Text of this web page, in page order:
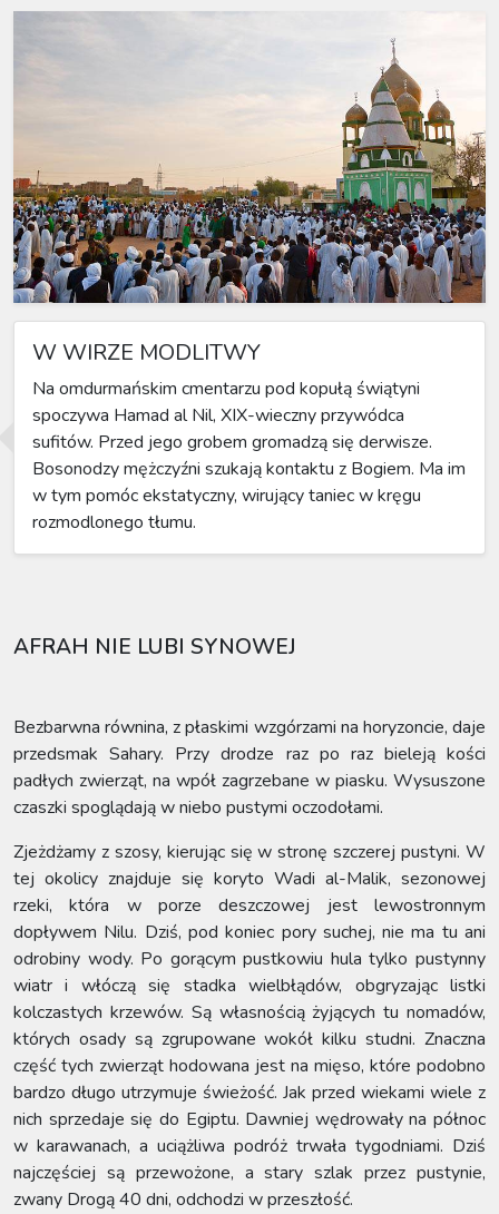
W WIRZE MODLITWY
Na omdurmańskim cmentarzu pod kopułą świątyni
spoczywa Hamad al Nil, XIX-wieczny przywódca
sufitów. Przed jego grobem gromadzą się derwisze.
Bosonodzy mężczyźni szukają kontaktu z Bogiem. Ma im
w tym pomóc ekstatyczny, wirujący taniec w kręgu
rozmodlonego tłumu.
AFRAH NIE LUBI SYNOWEJ
Bezbarwna równina, z płaskimi wzgórzami na horyzoncie, daje
przedsmak Sahary. Przy drodze raz po raz bieleją kości
padłych zwierząt, na wpół zagrzebane w piasku. Wysuszone
czaszki spoglądają w niebo pustymi oczodołami.
Zjeżdżamy z szosy, kierując się w stronę szczerej pustyni. W
tej okolicy znajduje się koryto Wadi al-Malik, sezonowej
rzeki, która w porze deszczowej jest lewostronnym
dopływem Nilu. Dziś, pod koniec pory suchej, nie ma tu ani
odrobiny wody. Po gorącym pustkowiu hula tylko pustynny
wiatr i włóczą się stadka wielbłądów, obgryzając listki
kolczastych krzewów. Są własnością żyjących tu nomadów,
których osady są zgrupowane wokół kilku studni. Znaczna
część tych zwierząt hodowana jest na mięso, które podobno
bardzo długo utrzymuje świeżość. Jak przed wiekami wiele z
nich sprzedaje się do Egiptu. Dawniej wędrowały na północ
w karawanach, a uciążliwa podróż trwała tygodniami. Dziś
najczęściej są przewożone, a stary szlak przez pustynie,
zwany Drogą 40 dni, odchodzi w przeszłość.